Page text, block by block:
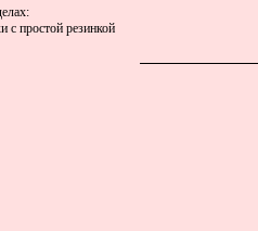
с простой резинкой